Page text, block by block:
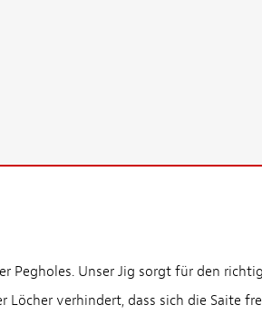
Unser Jig sorgt für den
verhindert, dass sich die Saite